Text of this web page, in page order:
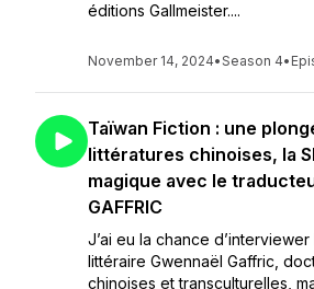
éditions Gallmeister....
November 14, 2024•Season 4•
Taïwan Fiction : une
littératures chinoises, la
magique avec le
GAFFRIC
J’ai eu la chance
littéraire Gwennaël Gaffric,
chinoises et transculturelles,